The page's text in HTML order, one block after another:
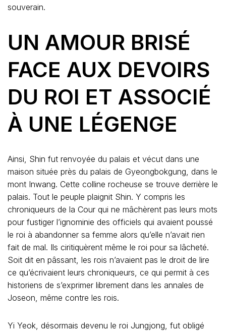
souverain.
UN AMOUR BRISÉ
FACE AUX DEVOIRS
DU ROI ET ASSOCIÉ
À UNE LÉGENGE
Ainsi, Shin fut renvoyée du palais et vécut dans une
maison située près du palais de Gyeongbokgung, dans le
mont Inwang. Cette colline rocheuse se trouve derrière le
palais. Tout le peuple plaignit Shin. Y compris les
chroniqueurs de la Cour qui ne mâchèrent pas leurs mots
pour fustiger l’ignominie des officiels qui avaient poussé
le roi à abandonner sa femme alors qu’elle n’avait rien
fait de mal. Ils ciritiquèrent même le roi pour sa lâcheté.
Soit dit en pâssant, les rois n’avaient pas le droit de lire
ce qu’écrivaient leurs chroniqueurs, ce qui permit à ces
historiens de s’exprimer librement dans les annales de
Joseon, même contre les rois.
Yi Yeok, désormais devenu le roi Jungjong, fut obligé